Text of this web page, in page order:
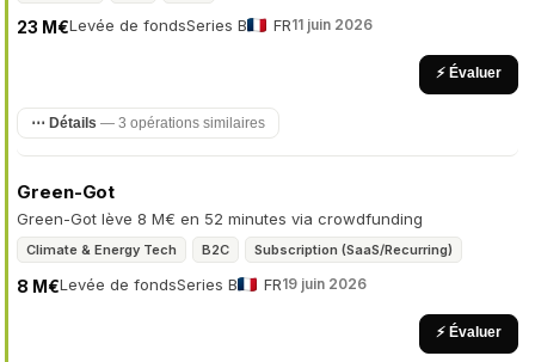
Levée de fonds
23 M€ Series B FR11 juin 2026
⚡ Évaluer
⋯ Détails — 3 opérations similaires
Green-Got
Green-Got lève 8 M€ en 52 minutes via crowdfunding
Climate & Energy Tech B2C Subscription (SaaS/Recurring)
Levée de fonds
8 M€ Series B FR19 juin 2026
⚡ Évaluer